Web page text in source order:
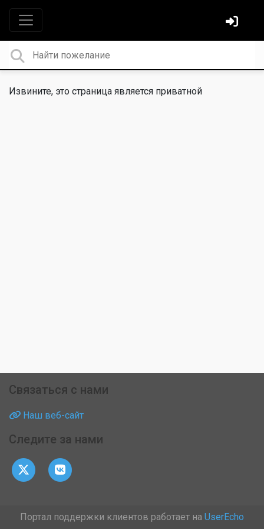
Извините, это страница является приватной
Связаться с нами
Наш веб-сайт
Следите за нами
Портал поддержки клиентов работает на UserEcho